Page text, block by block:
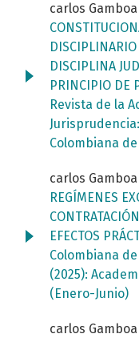
carlos Gamboa
DISCIPLINA
PRINCIPIO DE
Revista de la
Colombiana
carlos Gamboa
REGÍMENES
EFECTOS
Colombiana
(2025):
(Enero-Junio)
carlos Gamboa